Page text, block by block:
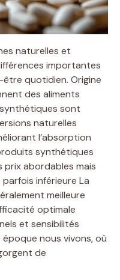
naturelles et
importantes
quotidien. Origine
des aliments
sont
naturelles
l’absorption
synthétiques
abordables mais
inférieure La
meilleure
optimale
et sensibilités
époque nous vivons, où
de